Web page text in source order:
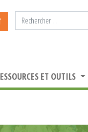
ET OUTILS